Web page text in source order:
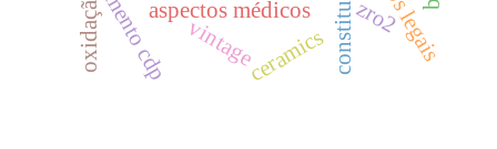
aspectos médicos
vintageceramics
zro2
oxidação